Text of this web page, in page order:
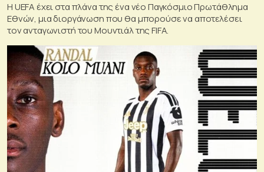
Η UEFA έχει στα πλάνα της ένα νέο Παγκόσμιο Πρωτάθλημα
Εθνών, μια διοργάνωση που θα μπορούσε να αποτελέσει
τον ανταγωνιστή του Μουντιάλ της FIFA.